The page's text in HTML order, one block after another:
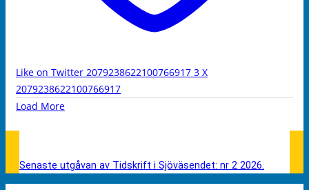
Like on Twitter 2079238622100766917 3 X
2079238622100766917
Load More
Senaste utgåvan av Tidskrift i Sjöväsendet: nr 2 2026.